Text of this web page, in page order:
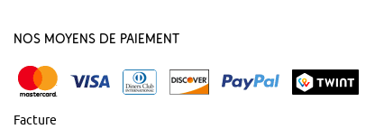
Nos Moyens de Paiement
Facture